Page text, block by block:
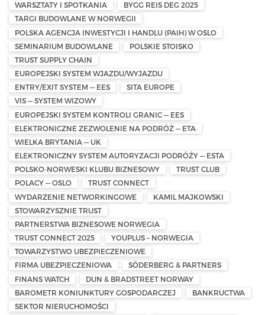
WARSZTATY I SPOTKANIA
BYGG REIS DEG 2025
TARGI BUDOWLANE W NORWEGII
POLSKA AGENCJA INWESTYCJI I HANDLU (PAIH) W OSLO
SEMINARIUM BUDOWLANE
POLSKIE STOISKO
TRUST SUPPLY CHAIN
EUROPEJSKI SYSTEM WJAZDU/WYJAZDU
ENTRY/EXIT SYSTEM — EES
SITA EUROPE
VIS — SYSTEM WIZOWY
EUROPEJSKI SYSTEM KONTROLI GRANIC — EES
ELEKTRONICZNE ZEZWOLENIE NA PODRÓŻ — ETA
WIELKA BRYTANIA — UK
ELEKTRONICZNY SYSTEM AUTORYZACJI PODRÓŻY — ESTA
POLSKO-NORWESKI KLUBU BIZNESOWY
TRUST CLUB
POLACY — OSLO
TRUST CONNECT
WYDARZENIE NETWORKINGOWE
KAMIL MAJKOWSKI
STOWARZYSZNIE TRUST
PARTNERSTWA BIZNESOWE NORWEGIA
TRUST CONNECT 2025
YOUPLUS – NORWEGIA
TOWARZYSTWO UBEZPIECZENIOWE
FIRMA UBEZPIECZENIOWA
SÖDERBERG & PARTNERS
FINANS WATCH
DUN & BRADSTREET NORWAY
BAROMETR KONIUNKTURY GOSPODARCZEJ
BANKRUCTWA
SEKTOR NIERUCHOMOŚCI